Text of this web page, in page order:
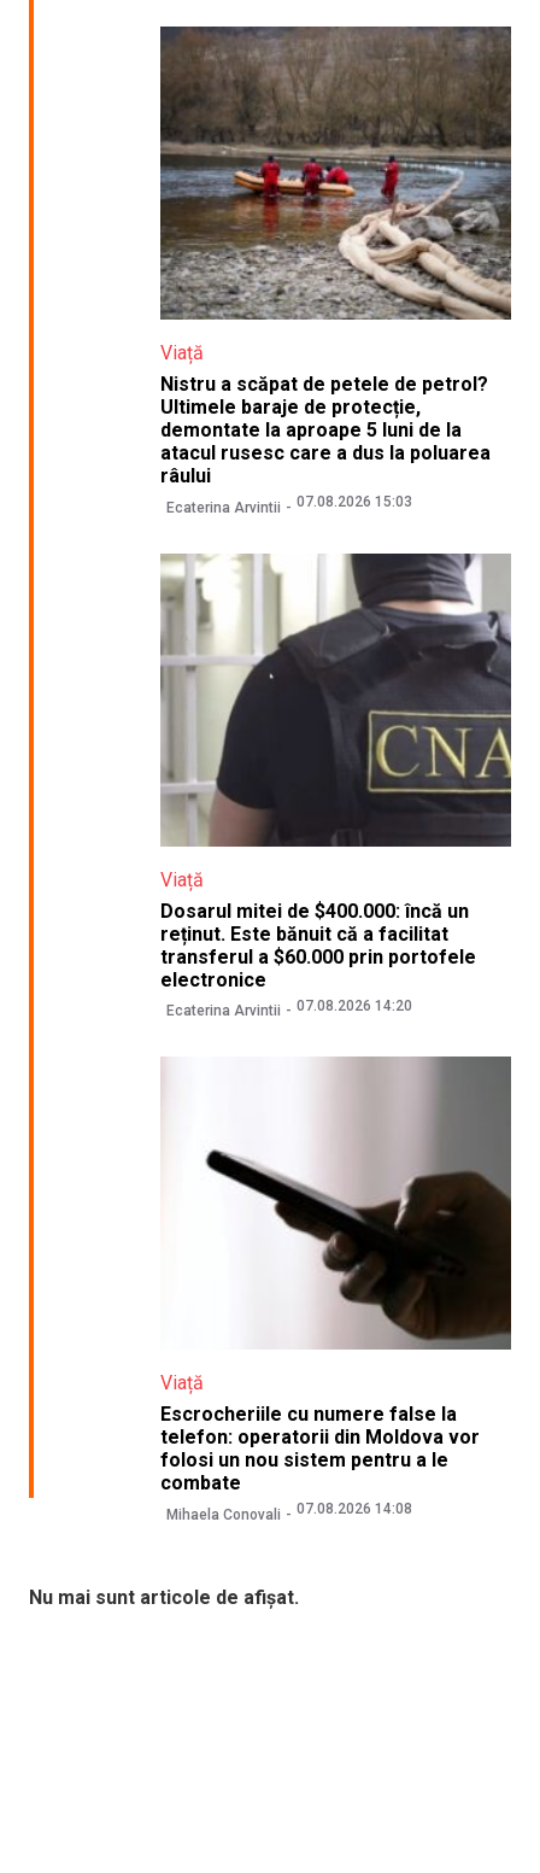
Viață
Nistru a scăpat de petele de petrol?
Ultimele baraje de protecție,
demontate la aproape 5 luni de la
atacul rusesc care a dus la poluarea
râului
Ecaterina Arvintii 07.08.2026 15:03
Viață
Dosarul mitei de $400.000: încă un
reținut. Este bănuit că a facilitat
transferul a $60.000 prin portofele
electronice
Ecaterina Arvintii 07.08.2026 14:20
Viață
Escrocheriile cu numere false la
telefon: operatorii din Moldova vor
folosi un nou sistem pentru a le
combate
Mihaela Conovali 07.08.2026 14:08
Nu mai sunt articole de afișat.